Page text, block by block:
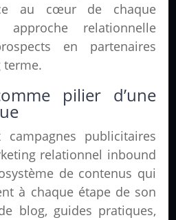
au cœur de chaque
approche relationnelle
en partenaires
terme.
pilier d’une
campagnes publicitaires
relationnel inbound
de contenus qui
à chaque étape de son
blog, guides pratiques,